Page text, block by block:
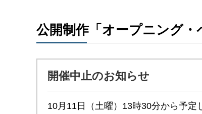
公開制作「オープニング・
開催中止のお知らせ
10月11日（土曜）13時30分から予